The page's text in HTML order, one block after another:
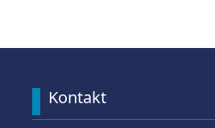
Kontakt